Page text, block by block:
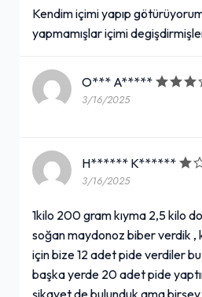
Kendim içimi yapıp
yapmamışlar içimi
O*** A*****
3/16/2025
H****** K******
3/16/2025
1kilo 200 gram kıyma 2,5 kilo
soğan maydonoz biber verdik ,
için bize 12 adet pide verdiler
başka yerde 20 adet pide
şikayet de bulunduk ama birşey